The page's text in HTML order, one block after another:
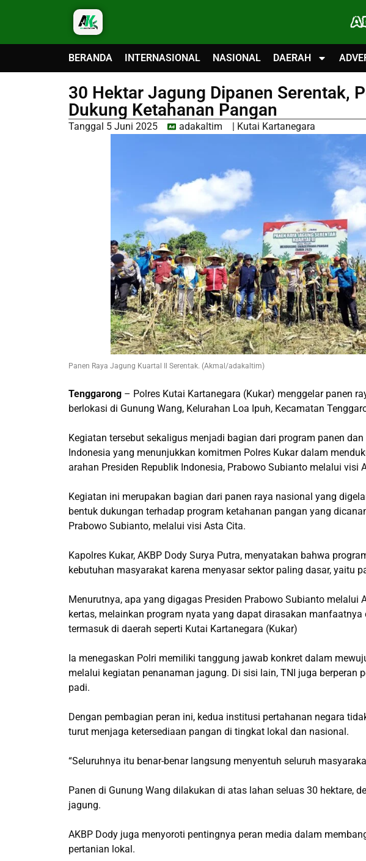
BERANDA INTERNASIONAL NASIONAL DAERAH
30 Hektar Jagung Dipanen Serentak,
Dukung Ketahanan Pangan
Tanggal 5 Juni 2025 adakaltim | Kutai Kartanegara
Panen Raya Jagung Kuartal Il Serentak. (Akmal/adakaltim)
Tenggarong – Polres Kutai Kartanegara (Kukar) menggelar panen
berlokasi di Gunung Wang, Kelurahan Loa Ipuh, Kecamatan
Kegiatan tersebut sekaligus menjadi bagian dari program panen
Indonesia yang menunjukkan komitmen Polres Kukar dalam
arahan Presiden Republik Indonesia, Prabowo Subianto melalui visi
Kegiatan ini merupakan bagian dari panen raya nasional yang
bentuk dukungan terhadap program ketahanan pangan yang
Prabowo Subianto, melalui visi Asta Cita.
Kapolres Kukar, AKBP Dody Surya Putra, menyatakan bahwa
kebutuhan masyarakat karena menyasar sektor paling dasar, yaitu
Menurutnya, apa yang digagas Presiden Prabowo Subianto melalui
kertas, melainkan program nyata yang dapat dirasakan
termasuk di daerah seperti Kutai Kartanegara (Kukar)
Ia menegaskan Polri memiliki tanggung jawab konkret dalam
melalui kegiatan penanaman jagung. Di sisi lain, TNI juga berperan
padi.
Dengan pembagian peran ini, kedua institusi pertahanan negara
turut menjaga ketersediaan pangan di tingkat lokal dan nasional.
“Seluruhnya itu benar-benar langsung menyentuh seluruh
Panen di Gunung Wang dilakukan di atas lahan seluas 30 hektare,
jagung.
AKBP Dody juga menyoroti pentingnya peran media dalam
pertanian lokal.